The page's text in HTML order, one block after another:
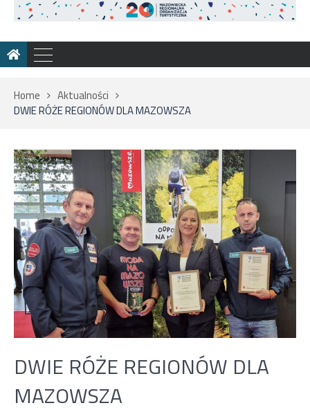
Home
Aktualności
DWIE RÓŻE REGIONÓW DLA MAZOWSZA
DWIE RÓŻE REGIONÓW DLA
MAZOWSZA